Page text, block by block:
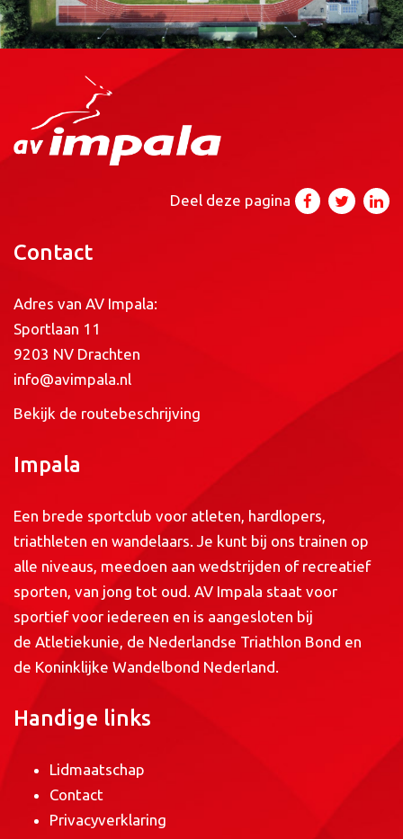
Deel deze pagina
Contact
Adres van AV Impala:
Sportlaan 11
9203 NV Drachten
info@avimpala.nl
Bekijk de routebeschrijving
Impala
Een brede sportclub voor atleten, hardlopers,
triathleten en wandelaars. Je kunt bij ons trainen op
alle niveaus, meedoen aan wedstrijden of recreatief
sporten, van jong tot oud. AV Impala staat voor
sportief voor iedereen en is aangesloten bij
de Atletiekunie, de Nederlandse Triathlon Bond en
de Koninklijke Wandelbond Nederland.
Handige links
Lidmaatschap
Contact
Privacyverklaring